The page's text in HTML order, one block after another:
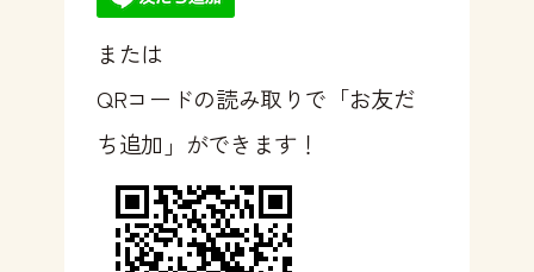
または
QRコードの読み取り で「お友だ
ち追加」ができます！